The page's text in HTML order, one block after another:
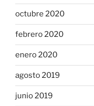
octubre 2020
febrero 2020
enero 2020
agosto 2019
junio 2019